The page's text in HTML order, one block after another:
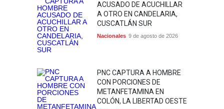
ACUSADO DE ACUCHILLAR
A OTRO EN CANDELARIA,
CUSCATLÁN SUR
Nacionales 9 de agosto de 2026
PNC CAPTURA A HOMBRE
CON PORCIONES DE
METANFETAMINA EN
COLÓN, LA LIBERTAD OESTE